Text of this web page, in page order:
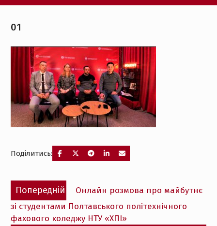
01
Поділитись:
Навігація
записів
Попередній
Попередній
запис:
Онлайн розмова про майбутнє
зі студентами Полтавського політехнічного
фахового коледжу НТУ «ХПІ»